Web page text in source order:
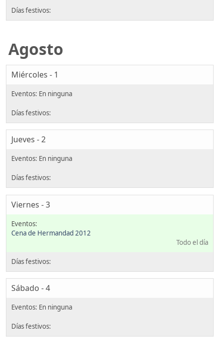
Agosto
Miércoles - 1
Jueves - 2
Viernes - 3
Cena de Hermandad 2012
Todo el día
Sábado - 4